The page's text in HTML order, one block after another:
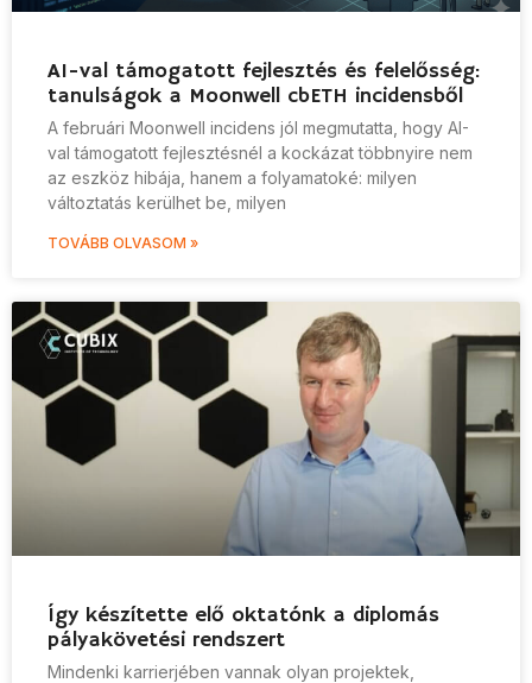
AI-val támogatott fejlesztés és felelősség:
tanulságok a Moonwell cbETH incidensből
A februári Moonwell incidens jól megmutatta, hogy AI-
val támogatott fejlesztésnél a kockázat többnyire nem
az eszköz hibája, hanem a folyamatoké: milyen
változtatás kerülhet be, milyen
TOVÁBB OLVASOM »
Így készítette elő oktatónk a diplomás
pályakövetési rendszert
Mindenki karrierjében vannak olyan projektek,